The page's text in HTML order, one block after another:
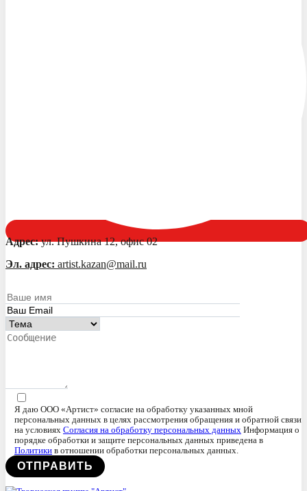
Адрес:ул. Пушкина 12, офис 02
Эл. адрес: artist.kazan@mail.ru
Я даю ООО «Артист» согласие на обработку указанных мной
персональных данных в целях рассмотрения обращения и обратной связи
на условиях Согласия на обработку персональных данных Информация о
порядке обработки и защите персональных данных приведена в
Политики в отношении обработки персональных данных.